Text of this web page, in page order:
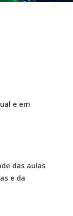
e em
das aulas
e da